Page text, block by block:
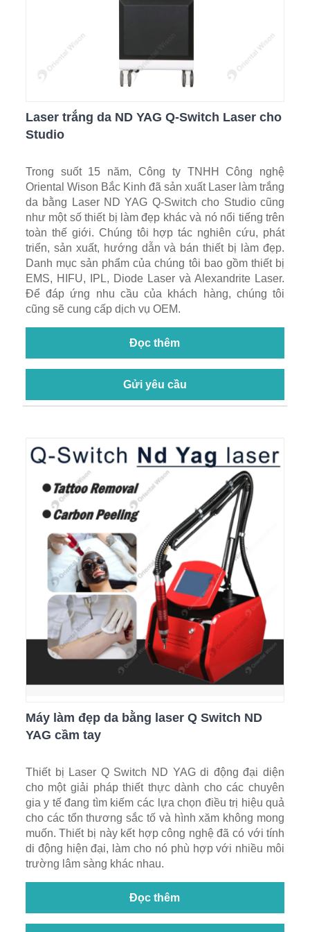
Laser trắng da ND YAG Q-Switch Laser cho
Studio
Trong suốt 15 năm, Công ty TNHH Công nghệ
Oriental Wison Bắc Kinh đã sản xuất Laser làm trắng
da bằng Laser ND YAG Q-Switch cho Studio cũng
như một số thiết bị làm đẹp khác và nó nổi tiếng trên
toàn thế giới. Chúng tôi hợp tác nghiên cứu, phát
triển, sản xuất, hướng dẫn và bán thiết bị làm đẹp.
Danh mục sản phẩm của chúng tôi bao gồm thiết bị
EMS, HIFU, IPL, Diode Laser và Alexandrite Laser.
Để đáp ứng nhu cầu của khách hàng, chúng tôi
cũng sẽ cung cấp dịch vụ OEM.
Đọc thêm
Gửi yêu cầu
Máy làm đẹp da bằng laser Q Switch ND
YAG cầm tay
Thiết bị Laser Q Switch ND YAG di động đại diện
cho một giải pháp thiết thực dành cho các chuyên
gia y tế đang tìm kiếm các lựa chọn điều trị hiệu quả
cho các tổn thương sắc tố và hình xăm không mong
muốn. Thiết bị này kết hợp công nghệ đã có với tính
di động hiện đại, làm cho nó phù hợp với nhiều môi
trường lâm sàng khác nhau.
Đọc thêm